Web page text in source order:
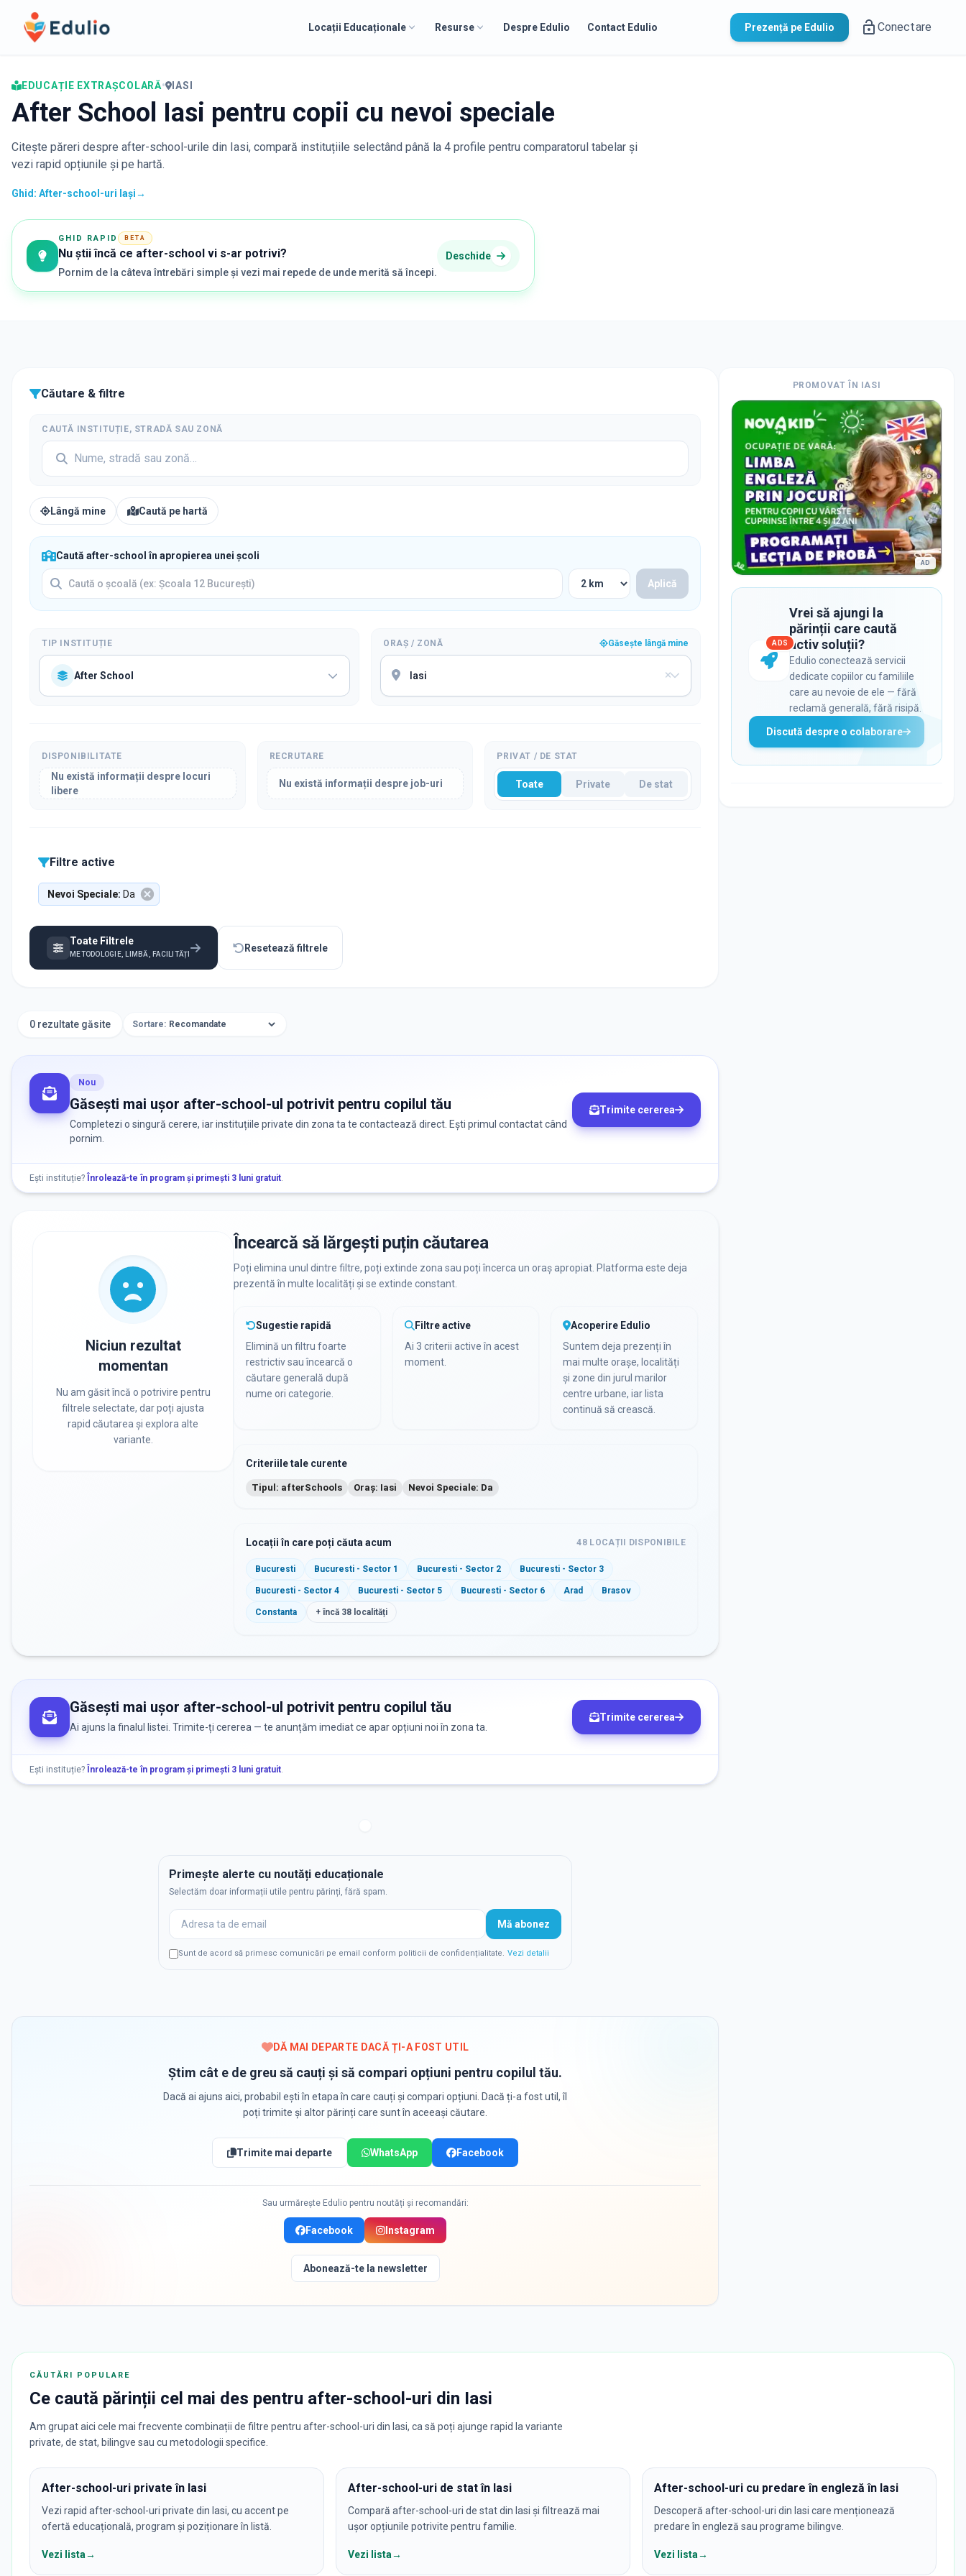
Edulio
Locații Educaționale Resurse Despre Edulio Contact Edulio Prezență pe Edulio Conectare
EDUCAȚIE EXTRAȘCOLARĂ• IASI
After School Iasi pentru copii cu nevoi speciale
Citește păreri despre after-school-urile din Iasi, compară instituțiile selectând până la 4 profile pentru comparatorul tabelar și
vezi rapid opțiunile și pe hartă.
Ghid: After-school-uri Iași→
GHID RAPID BETA
Nu știi încă ce after-school vi s-ar potrivi?
Pornim de la câteva întrebări simple și vezi mai repede de unde merită să începi.
Deschide
Căutare & filtre
CAUTĂ INSTITUȚIE, STRADĂ SAU ZONĂ
Lângă mine Caută pe hartă
Caută after-school în apropierea unei școli
Aplică
TIP INSTITUȚIE
After School
ORAȘ / ZONĂ Găsește lângă mine
DISPONIBILITATE
Nu există informații despre locuri
libere
RECRUTARE
Nu există informații despre job-uri
PRIVAT / DE STAT
Toate Private De stat
Filtre active
Nevoi Speciale: Da
Toate Filtrele
METODOLOGIE, LIMBĂ, FACILITĂȚI
Resetează filtrele
0 rezultate găsite Sortare:
Nou
Găsești mai ușor after-school-ul potrivit pentru copilul tău
Completezi o singură cerere, iar instituțiile private din zona ta te contactează direct. Ești primul contactat când
pornim.
Trimite cererea
Ești instituție? Înrolează-te în program și primești 3 luni gratuit.
Niciun rezultat
momentan
Nu am găsit încă o potrivire pentru
filtrele selectate, dar poți ajusta
rapid căutarea și explora alte
variante.
Încearcă să lărgești puțin căutarea
Poți elimina unul dintre filtre, poți extinde zona sau poți încerca un oraș apropiat. Platforma este deja
prezentă în multe localități și se extinde constant.
Sugestie rapidă
Elimină un filtru foarte
restrictiv sau încearcă o
căutare generală după
nume ori categorie.
Filtre active
Ai 3 criterii active în acest
moment.
Acoperire Edulio
Suntem deja prezenți în
mai multe orașe, localități
și zone din jurul marilor
centre urbane, iar lista
continuă să crească.
Criteriile tale curente
Tipul: afterSchools Oraș: Iasi Nevoi Speciale: Da
Locații în care poți căuta acum 48 LOCAȚII DISPONIBILE
Bucuresti Bucuresti - Sector 1 Bucuresti - Sector 2 Bucuresti - Sector 3
Bucuresti - Sector 4 Bucuresti - Sector 5 Bucuresti - Sector 6 Arad Brasov
Constanta + încă 38 localități
Găsești mai ușor after-school-ul potrivit pentru copilul tău
Ai ajuns la finalul listei. Trimite-ți cererea — te anunțăm imediat ce apar opțiuni noi în zona ta.
Trimite cererea
Ești instituție? Înrolează-te în program și primești 3 luni gratuit.
Primește alerte cu noutăți educaționale
Selectăm doar informații utile pentru părinți, fără spam.
Mă abonez
Sunt de acord să primesc comunicări pe email conform politicii de confidențialitate. Vezi detalii
DĂ MAI DEPARTE DACĂ ȚI-A FOST UTIL
Știm cât e de greu să cauți și să compari opțiuni pentru copilul tău.
Dacă ai ajuns aici, probabil ești în etapa în care cauți și compari opțiuni. Dacă ți-a fost util, îl
poți trimite și altor părinți care sunt în aceeași căutare.
Trimite mai departe WhatsApp Facebook
Sau urmărește Edulio pentru noutăți și recomandări:
Facebook Instagram
Abonează-te la newsletter
PROMOVAT ÎN IASI
AD
ADS
Vrei să ajungi la
părinții care caută
activ soluții?
Edulio conectează servicii
dedicate copiilor cu familiile
care au nevoie de ele — fără
reclamă generală, fără risipă.
Discută despre o colaborare
CĂUTĂRI POPULARE
Ce caută părinții cel mai des pentru after-school-uri din Iasi
Am grupat aici cele mai frecvente combinații de filtre pentru after-school-uri din Iasi, ca să poți ajunge rapid la variante
private, de stat, bilingve sau cu metodologii specifice.
After-school-uri private în Iasi
Vezi rapid after-school-uri private din Iasi, cu accent pe
ofertă educațională, program și poziționare în listă.
Vezi lista→
After-school-uri de stat în Iasi
Compară after-school-uri de stat din Iasi și filtrează mai
ușor opțiunile potrivite pentru familie.
Vezi lista→
After-school-uri cu predare în engleză în Iasi
Descoperă after-school-uri din Iasi care menționează
predare în engleză sau programe bilingve.
Vezi lista→